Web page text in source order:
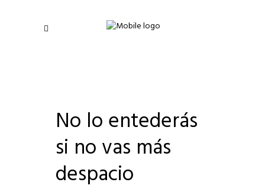
No lo entederás
si no vas más
despacio